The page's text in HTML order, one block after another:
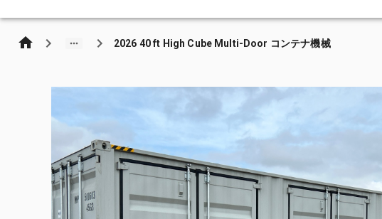
2026 40 ft High Cube Multi-Door コンテナ機械